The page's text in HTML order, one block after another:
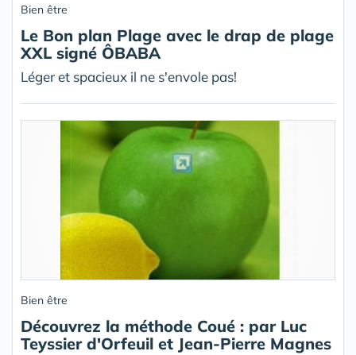
Bien être
Le Bon plan Plage avec le drap de plage
XXL signé ÔBABA
Léger et spacieux il ne s'envole pas!
Bien être
Découvrez la méthode Coué : par Luc
Teyssier d'Orfeuil et Jean-Pierre Magnes